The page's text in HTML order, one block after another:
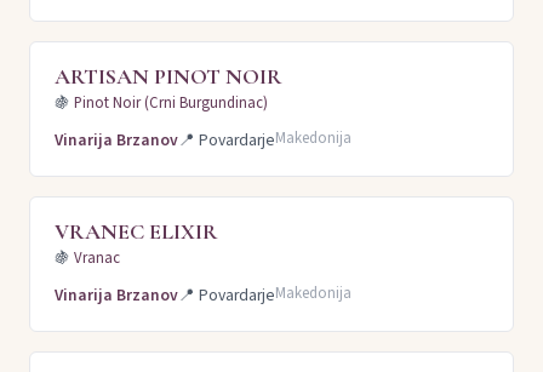
ARTISAN PINOT NOIR
🍇 Pinot Noir (Crni Burgundinac)
Vinarija Brzanov📍 PovardarjeMakedonija
VRANEC ELIXIR
🍇 Vranac
Vinarija Brzanov📍 PovardarjeMakedonija